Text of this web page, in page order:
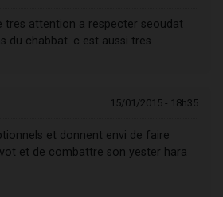
tres attention a respecter seoudat
du chabbat. c est aussi tres
15/01/2015 - 18h35
et donnent envi de faire
et de combattre son yester hara